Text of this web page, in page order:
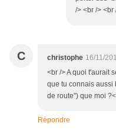
/> <br /> <br
C christophe 16/11/
<br /> A quoi t'aurait
que tu connais aussi
de route") que moi
Répondre